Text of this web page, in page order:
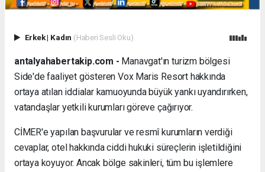
Erkek| Kadın (Haberi Sesli Oku)
antalyahabertakip.com - Manavgat'ın turizm bölgesi
Side'de faaliyet gösteren Vox Maris Resort hakkında
ortaya atılan iddialar kamuoyunda büyük yankı uyandırırken,
vatandaşlar yetkili kurumları göreve çağırıyor.
CİMER'e yapılan başvurular ve resmî kurumların verdiği
cevaplar, otel hakkında ciddi hukuki süreçlerin işletildiğini
ortaya koyuyor. Ancak bölge sakinleri, tüm bu işlemlere